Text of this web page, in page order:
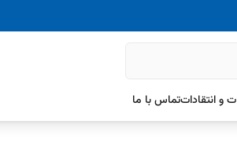
و انتقاداتتماس با ما